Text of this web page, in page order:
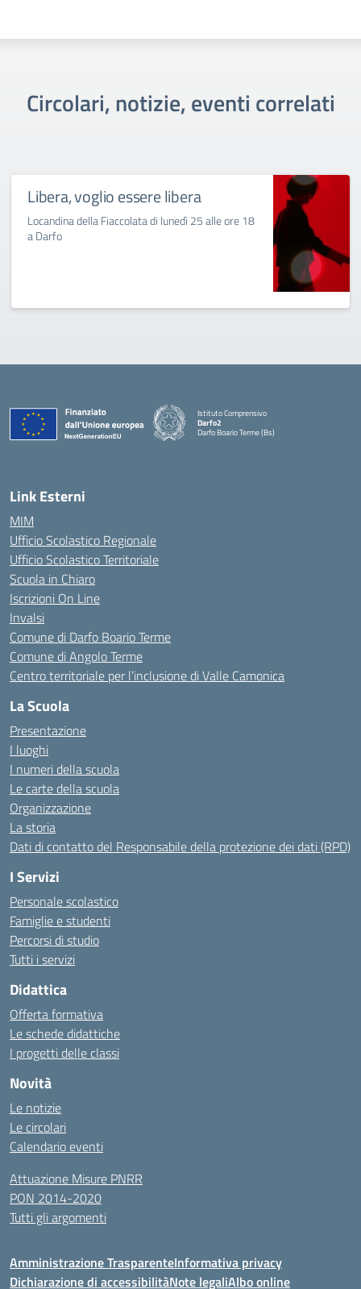
Circolari, notizie, eventi correlati
Libera, voglio essere libera
Locandina della Fiaccolata di lunedì 25 alle ore 18
a Darfo
Istituto Comprensivo
Darfo2
Darfo Boario Terme (Bs)
Link Esterni
MIM
Ufficio Scolastico Regionale
Ufficio Scolastico Territoriale
Scuola in Chiaro
Iscrizioni On Line
Invalsi
Comune di Darfo Boario Terme
Comune di Angolo Terme
Centro territoriale per l’inclusione di Valle Camonica
La Scuola
Presentazione
I luoghi
I numeri della scuola
Le carte della scuola
Organizzazione
La storia
Dati di contatto del Responsabile della protezione dei dati (RPD)
I Servizi
Personale scolastico
Famiglie e studenti
Percorsi di studio
Tutti i servizi
Didattica
Offerta formativa
Le schede didattiche
I progetti delle classi
Novità
Le notizie
Le circolari
Calendario eventi
Attuazione Misure PNRR
PON 2014-2020
Tutti gli argomenti
Amministrazione TrasparenteInformativa privacy
Dichiarazione di accessibilitàNote legaliAlbo online